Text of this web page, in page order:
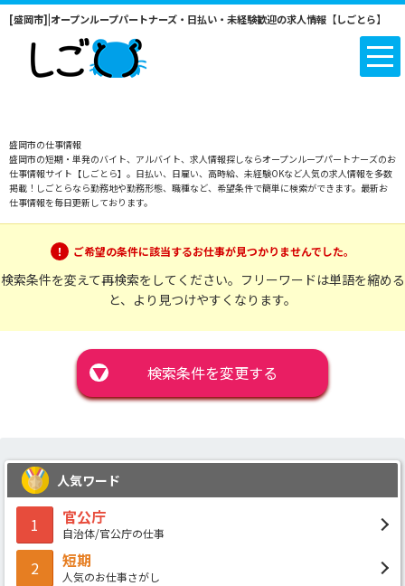
[盛岡市]|オープンループパートナーズ・日払い・未経験歓迎の求人情報【しごとら】
盛岡市の仕事情報
盛岡市の短期・単発のバイト、アルバイト、求人情報探しならオープンループパートナーズのお
仕事情報サイト【しごとら】。日払い、日雇い、高時給、未経験OKなど人気の求人情報を多数
掲載！しごとらなら勤務地や勤務形態、職種など、希望条件で簡単に検索ができます。最新お
仕事情報を毎日更新しております。
ご希望の条件に該当するお仕事が見つかりませんでした。
検索条件を変えて再検索をしてください。フリーワードは単語を縮める
と、より見つけやすくなります。
▼ 検索条件を変更する
人気ワード
1 官公庁
自治体/官公庁の仕事
2 短期
人気のお仕事さがし